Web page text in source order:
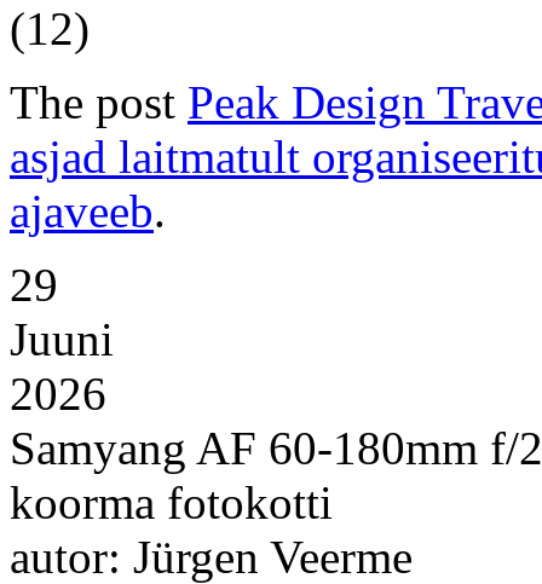
(12)
The post Peak Design
asjad laitmatult
ajaveeb.
29
Juuni
2026
Samyang AF 60-180mm
koorma fotokotti
autor: Jürgen Veerme